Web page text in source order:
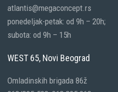
atlantis@megaconcept.rs
ponedeljak-petak: od 9h – 20h;
subota: od 9h – 15h
WEST 65, Novi Beograd
Omladinskih brigada 86ž